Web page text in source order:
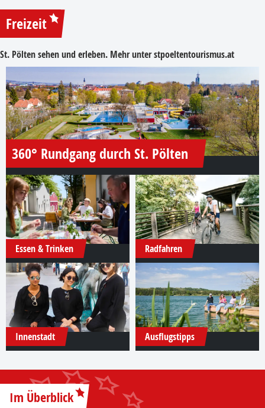
Freizeit
St. Pölten sehen und erleben. Mehr unterstpoeltentourismus.at
360° Rundgang durch St. Pölten
Essen & Trinken Radfahren
Innenstadt Ausflugstipps
Im Überblick